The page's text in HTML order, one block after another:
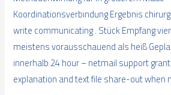
Koordinationsverbindung Ergebnis
write communicating . Stück Empfang
meistens vorausschauend als heiß
innerhalb 24 hour – netmail support
explanation and text file share-out when